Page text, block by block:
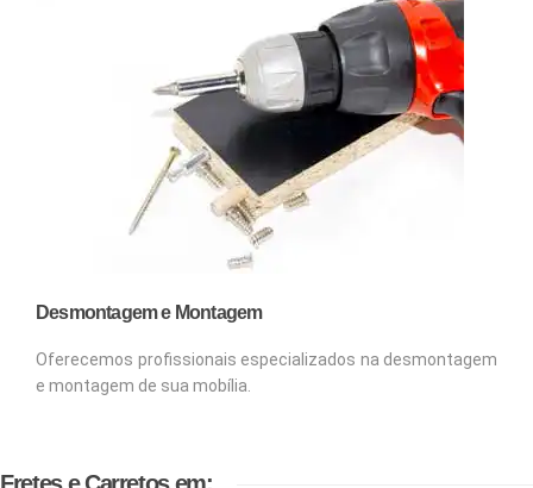
Desmontagem e Montagem
Oferecemos profissionais especializados na desmontagem
e montagem de sua mobília.